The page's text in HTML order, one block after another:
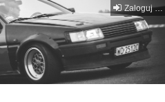
Zaloguj się